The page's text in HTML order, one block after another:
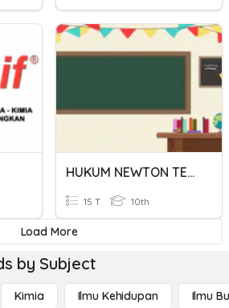
HUKUM NEWTON TENTANG GERAK
15 T 10th
Load More
by Subject
Kimia Ilmu Kehidupan Ilmu